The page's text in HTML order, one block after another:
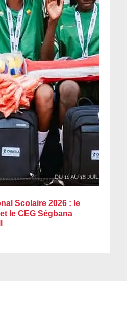
Scolaire 2026 : le
le CEG Ségbana